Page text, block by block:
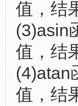
值，结
(3)asin
值，结
(4)atan
值，结